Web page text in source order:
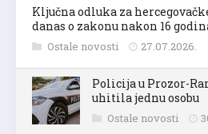
Ključna odluka za
danas o zakonu nakon 16
Ostale novosti 27.07.2026.
Policija u Prozor-
uhitila jednu osobu
Ostale novosti